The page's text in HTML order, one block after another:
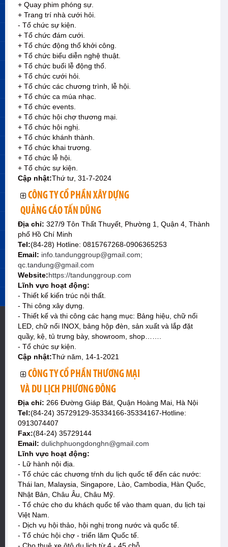
+ Quay phim phóng sự.
+ Trang trí nhà cưới hỏi.
- Tổ chức sự kiện.
+ Tổ chức đám cưới.
+ Tổ chức động thổ khởi công.
+ Tổ chức biểu diễn nghệ thuật.
+ Tổ chức buổi lễ động thổ.
+ Tổ chức cưới hỏi.
+ Tổ chức các chương trình, lễ hội.
+ Tổ chức ca múa nhạc.
+ Tổ chức events.
+ Tổ chức hội chợ thương mại.
+ Tổ chức hội nghị.
+ Tổ chức khánh thành.
+ Tổ chức khai trương.
+ Tổ chức lễ hội.
+ Tổ chức sự kiện.
Cập nhật:Thứ tư, 31-7-2024
CÔNG TY CỔ PHẦN XÂY DỰNG
QUẢNG CÁO TẤN DŨNG
Địa chỉ: 327/9 Tôn Thất Thuyết, Phường 1, Quận 4, Thành
phố Hồ Chí Minh
Tel:(84-28) Hotline: 0815767268-0906365253
Email: info.tandunggroup@gmail.com;
qc.tandung@gmail.com
Website:https://tandunggroup.com
Lĩnh vực hoạt động:
- Thiết kế kiến trúc nội thất.
- Thi công xây dựng.
- Thiết kế và thi công các hạng mục: Bảng hiệu, chữ nổi
LED, chữ nổi INOX, bảng hộp đèn, sản xuất và lắp đặt
quầy, kệ, tủ trưng bày, showroom, shop…….
- Tổ chức sự kiện.
Cập nhật:Thứ năm, 14-1-2021
CÔNG TY CỔ PHẦN THƯƠNG MẠI
VÀ DU LỊCH PHƯƠNG ĐÔNG
Địa chỉ: 266 Đường Giáp Bát, Quận Hoàng Mai, Hà Nội
Tel:(84-24) 35729129-35334166-35334167-Hotline:
0913074407
Fax:(84-24) 35729144
Email: dulichphuongdonghn@gmail.com
Lĩnh vực hoạt động:
- Lữ hành nội địa.
- Tổ chức các chương tŕnh du lịch quốc tế đến các nước:
Thái lan, Malaysia, Singapore, Lào, Cambodia, Hàn Quốc,
Nhật Bản, Châu Âu, Châu Mỹ.
- Tổ chức cho du khách quốc tế vào tham quan, du lịch tại
Việt Nam.
- Dịch vụ hội thảo, hội nghị trong nước và quốc tế.
- Tổ chức hội chợ - triển lăm Quốc tế.